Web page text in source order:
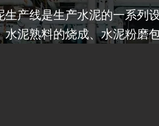
生产线是生产水泥的一系列
水泥熟料的烧成、水泥粉磨